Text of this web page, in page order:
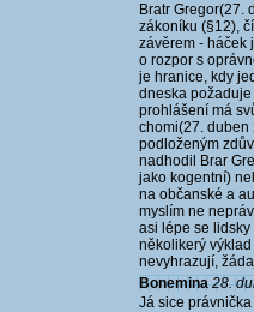
Bratr Gregor(27.
zákoníku (§12),
závěrem - háček
o rozpor s
je hranice, kdy
dneska
prohlášení má
chomi(27. duben
podloženým
nadhodil Brar
jako kogentní)
na občanské a
myslím ne
asi lépe se
několikerý
nevyhrazují,
Bonemina 28.
Já sice